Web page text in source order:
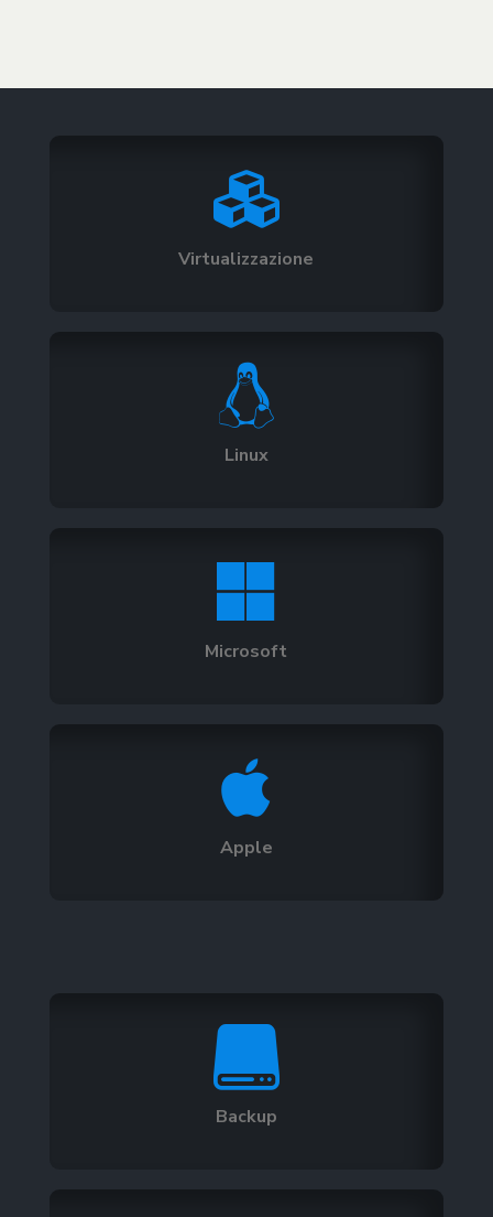

Virtualizzazione

Linux

Microsoft

Apple

Backup